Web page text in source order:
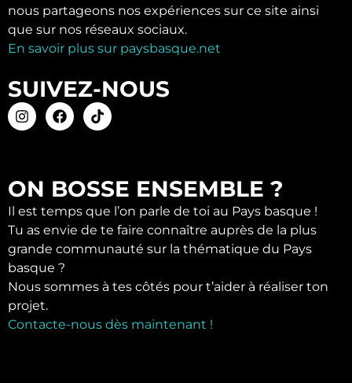
nous partageons nos expériences sur ce site ainsi
que sur nos réseaux sociaux.
En savoir plus sur paysbasque.net
SUIVEZ-NOUS
ON BOSSE ENSEMBLE ?
Il est temps que l’on parle de toi au Pays basque !
Tu as envie de te faire connaître auprès de la plus
grande communauté sur la thématique du Pays
basque ?
Nous sommes à tes côtés pour t’aider à réaliser ton
projet.
Contacte-nous dès maintenant !